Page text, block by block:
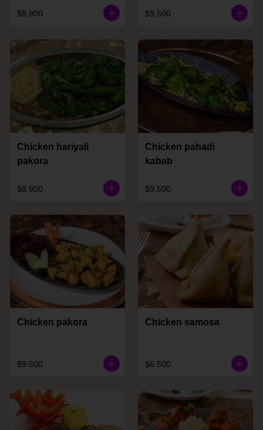
$8.900 $9.500
Chicken hariyali
pakora
$8.900
Chicken pahadi
kabab
$9.500
Chicken pakora
$9.500
Chicken samosa
$6.500